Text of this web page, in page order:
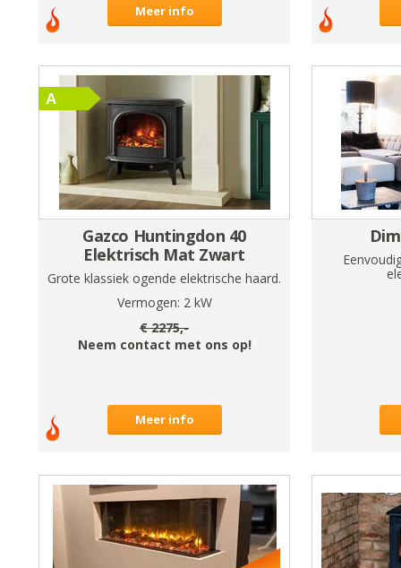
Meer info
Gazco Huntingdon 40
Elektrisch Mat Zwart
Grote klassiek ogende elektrische haard.
Vermogen: 2kW
€2275,-
Neem contact met ons op!
Meer info